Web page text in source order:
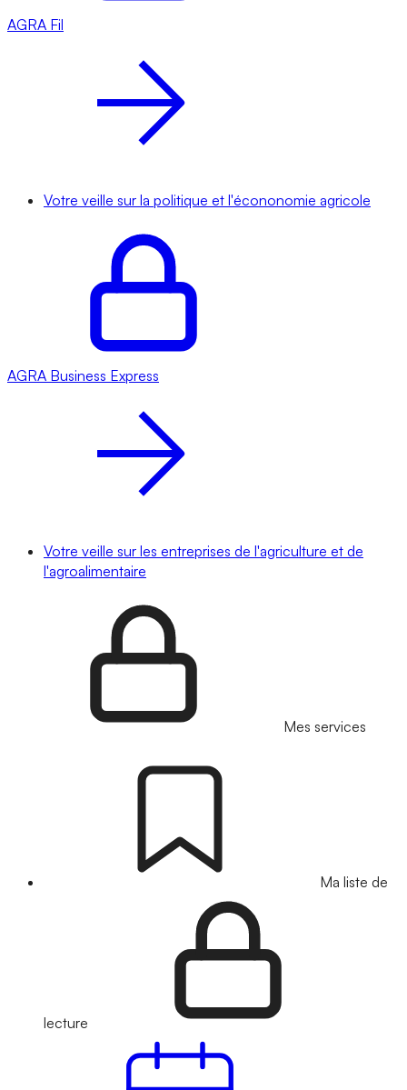
AGRA Fil
Votre veille sur la politique et l'écononomie agricole
AGRA Business Express
Votre veille sur les entreprises de l'agriculture et de
l'agroalimentaire
Mes services
Ma liste de
lecture